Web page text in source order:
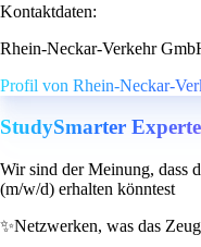
Kontaktdaten:
Rhein-Neckar-Verkehr
Profil von Rhein-Neckar-
StudySmarter
Wir sind der Meinung, dass
(m/w/d) erhalten könntest
✨Netzwerken, was das